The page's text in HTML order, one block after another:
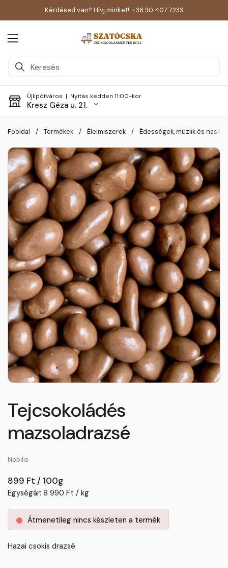
Kérdésed van? Hívj minket! +36 30 407 7233
Menü megnyitása
Újlipótváros | Nyitás kedden 11:00-kor
Kresz Géza u. 21.
Főoldal / Termékek / Élelmiszerek / Édességek, müzlik és nasik
Tejcsokoládés
mazsoladrazsé
Nobilis
899 Ft / 100g
Egységár: 8 990 Ft / kg
Átmenetileg nincs készleten a termék
Hazai csokis drazsé